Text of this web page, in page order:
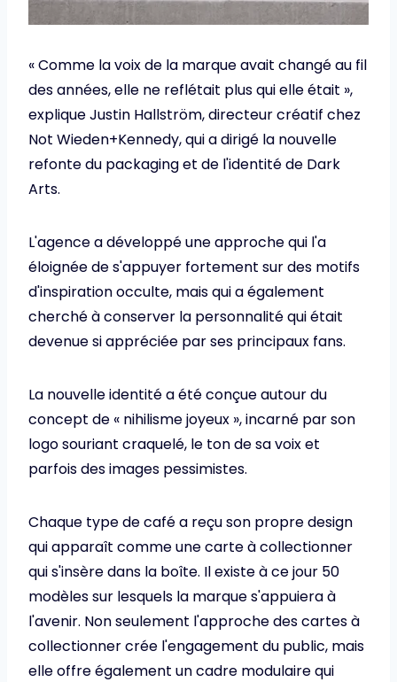
« Comme la voix de la marque avait changé au fil
des années, elle ne reflétait plus qui elle était »,
explique Justin Hallström, directeur créatif chez
Not Wieden+Kennedy, qui a dirigé la nouvelle
refonte du packaging et de l'identité de Dark
Arts.
L'agence a développé une approche qui l'a
éloignée de s'appuyer fortement sur des motifs
d'inspiration occulte, mais qui a également
cherché à conserver la personnalité qui était
devenue si appréciée par ses principaux fans.
La nouvelle identité a été conçue autour du
concept de « nihilisme joyeux », incarné par son
logo souriant craquelé, le ton de sa voix et
parfois des images pessimistes.
Chaque type de café a reçu son propre design
qui apparaît comme une carte à collectionner
qui s'insère dans la boîte. Il existe à ce jour 50
modèles sur lesquels la marque s'appuiera à
l'avenir. Non seulement l'approche des cartes à
collectionner crée l'engagement du public, mais
elle offre également un cadre modulaire qui